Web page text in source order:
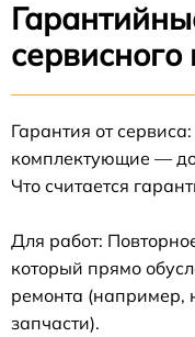
Гарантия от
комплектующие —
Что считается
Для работ:
который прямо
ремонта (например,
запчасти).